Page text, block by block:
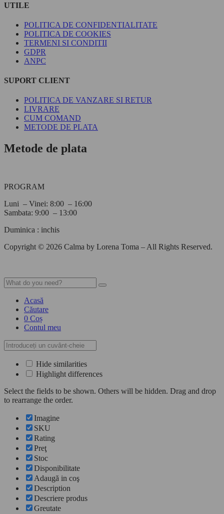
UTILE
POLITICA DE CONFIDENTIALITATE
POLITICA DE COOKIES
TERMENI SI CONDITII
GDPR
ANPC
SUPORT CLIENT
POLITICA DE VANZARE SI RETUR
LIVRARE
CUM COMAND
METODE DE PLATA
Metode de plata
PROGRAM
Luni – Vinei: 8:00 – 16:00
Sambata: 9:00 – 13:00
Duminica : inchis
Copyright © 2026 Calma by Lorena Toma – All Rights Reserved.
Acasă
Căutare
0 Coș
Contul meu
Hide similarities
Highlight differences
Select the fields to be shown. Others will be hidden. Drag and drop
to rearrange the order.
Imagine
SKU
Rating
Preţ
Stoc
Disponibilitate
Adaugă in coş
Description
Descriere produs
Greutate